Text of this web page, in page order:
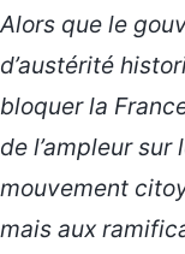
Alors que le
d’austérité
bloquer la
de l’ampleur sur
mouvement
mais aux